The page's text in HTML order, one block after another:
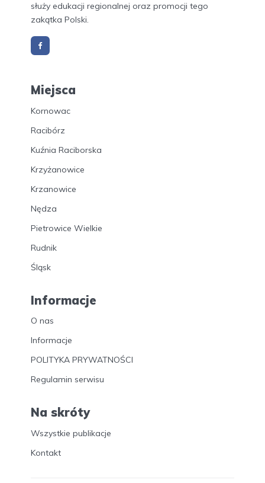
służy edukacji regionalnej oraz promocji tego
zakątka Polski.
Miejsca
Kornowac
Racibórz
Kuźnia Raciborska
Krzyżanowice
Krzanowice
Nędza
Pietrowice Wielkie
Rudnik
Śląsk
Informacje
O nas
Informacje
POLITYKA PRYWATNOŚCI
Regulamin serwisu
Na skróty
Wszystkie publikacje
Kontakt